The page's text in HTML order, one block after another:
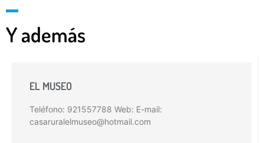
Y además
EL MUSEO
Teléfono: 921557788 Web: E-mail:
casaruralelmuseo@hotmail.com